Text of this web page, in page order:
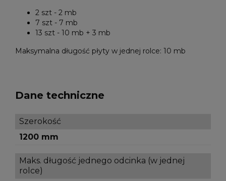
2 szt - 2 mb
7 szt - 7 mb
13 szt - 10 mb + 3 mb
Maksymalna długość płyty w jednej rolce: 10 mb
Dane techniczne
Szerokość
1200 mm
Maks. długość jednego odcinka (w jednej
rolce)